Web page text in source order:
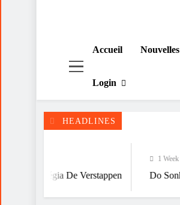
Accueil Nouvelles
Login
HEADLINES
De Verstappen Do Sonho À Vitória